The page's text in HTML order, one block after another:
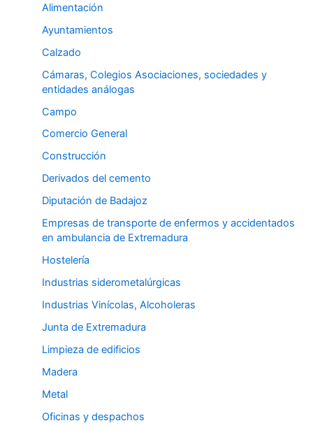
Alimentación
Ayuntamientos
Calzado
Cámaras, Colegios Asociaciones, sociedades y
entidades análogas
Campo
Comercio General
Construcción
Derivados del cemento
Diputación de Badajoz
Empresas de transporte de enfermos y accidentados
en ambulancia de Extremadura
Hostelería
Industrias siderometalúrgicas
Industrias Vinícolas, Alcoholeras
Junta de Extremadura
Limpieza de edificios
Madera
Metal
Oficinas y despachos